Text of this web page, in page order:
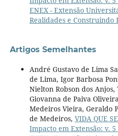
ENEX - Extensão
Realidades e Construindo
Artigos Semelhantes
André Gustavo de Lima
de Lima, Igor Barbosa
Nielton Robson dos
Giovanna de Paiva
Medeiros Vieira, Geraldo
de Medeiros, VIDA QUE
Impacto em Extensão: v.